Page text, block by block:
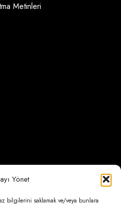
Yönet
bilgilerini saklamak ve/veya bunlara
Metinleri